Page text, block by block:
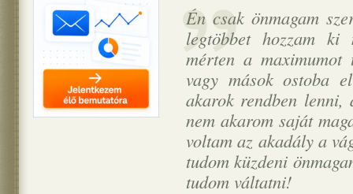
Én csak önmagam
legtöbbet hozzam ki
mérten a maximumot
vagy mások ostoba
akarok rendben lenni,
nem akarom saját
voltam az akadály a
tudom küzdeni
tudom váltatni!